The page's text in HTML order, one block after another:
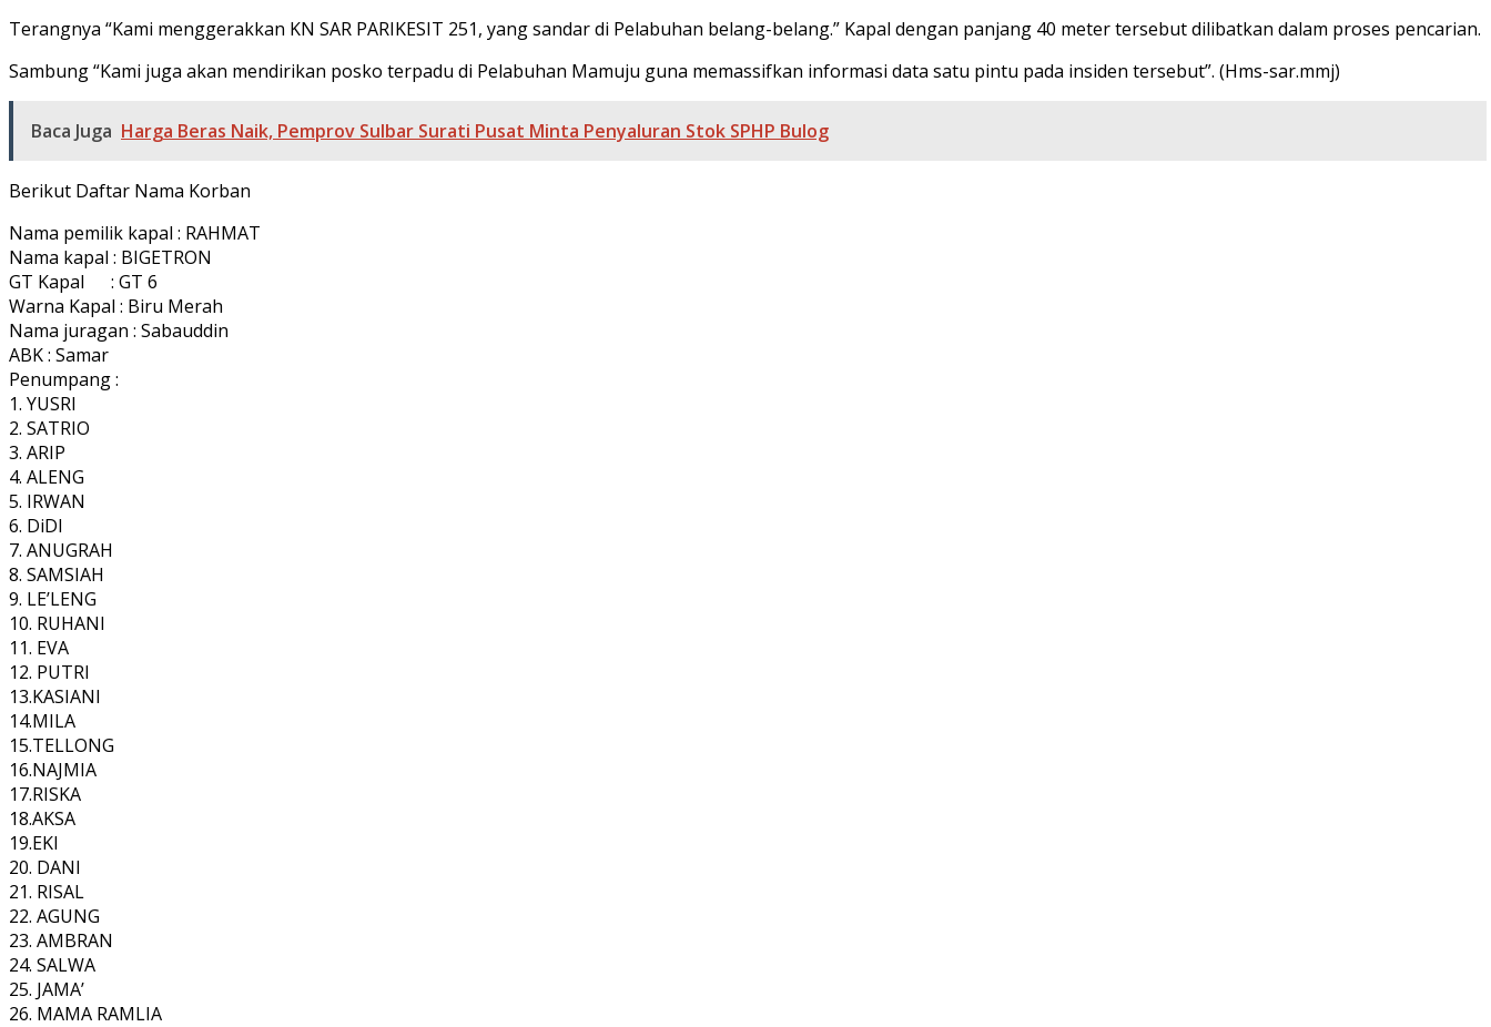
Terangnya “Kami menggerakkan KN SAR PARIKESIT 251, yang sandar di Pelabuhan belang-belang.” Kapal dengan panjang 40 meter tersebut dilibatkan dalam proses pencarian.
Sambung “Kami juga akan mendirikan posko terpadu di Pelabuhan Mamuju guna memassifkan informasi data satu pintu pada insiden tersebut”. (Hms-sar.mmj)
Baca Juga Harga Beras Naik, Pemprov Sulbar Surati Pusat Minta Penyaluran Stok SPHP Bulog
Berikut Daftar Nama Korban
Nama pemilik kapal : RAHMAT
Nama kapal : BIGETRON
GT Kapal : GT 6
Warna Kapal : Biru Merah
Nama juragan : Sabauddin
ABK : Samar
Penumpang :
1. YUSRI
2. SATRIO
3. ARIP
4. ALENG
5. IRWAN
6. DiDI
7. ANUGRAH
8. SAMSIAH
9. LE’LENG
10. RUHANI
11. EVA
12. PUTRI
13.KASIANI
14.MILA
15.TELLONG
16.NAJMIA
17.RISKA
18.AKSA
19.EKI
20. DANI
21. RISAL
22. AGUNG
23. AMBRAN
24. SALWA
25. JAMA’
26. MAMA RAMLIA